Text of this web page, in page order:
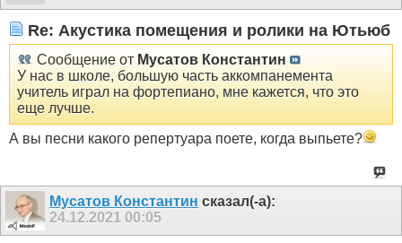
Re: Акустика помещения и ролики на Ютьюб
Сообщение от Мусатов Константин
У нас в школе, большую часть аккомпанемента
учитель играл на фортепиано, мне кажется, что это
еще лучше.
А вы песни какого репертуара поете, когда выпьете?
Мусатов Константин сказал(-а):
24.12.2021 00:05